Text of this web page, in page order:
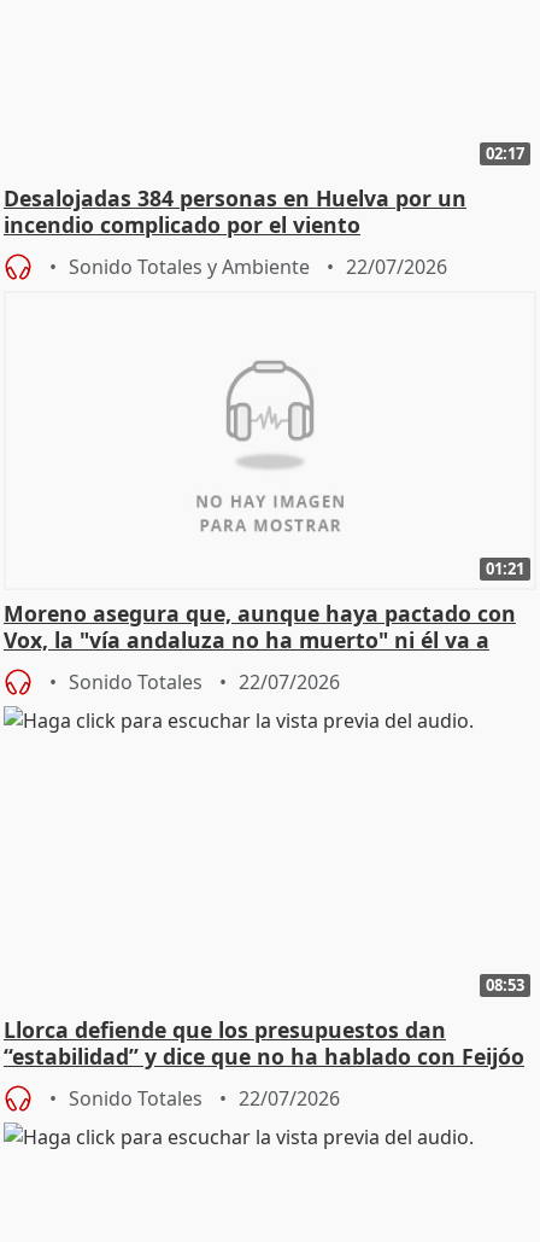
02:17
Desalojadas 384 personas en Huelva por un
incendio complicado por el viento
Sonido Totales y Ambiente 22/07/2026
01:21
Moreno asegura que, aunque haya pactado con
Vox, la "vía andaluza no ha muerto" ni él va a
"cambiar"
Sonido Totales 22/07/2026
08:53
Llorca defiende que los presupuestos dan
“estabilidad” y dice que no ha hablado con Feijóo
Sonido Totales 22/07/2026